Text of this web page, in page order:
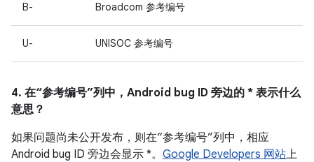
B- Broadcom 参考编号
U- UNISOC 参考编号
4. 在“参考编号”列中，Android bug ID 旁边的 * 表示什么
意思？
如果问题尚未公开发布，则在“参考编号”列中，相应
Android bug ID 旁边会显示 *。 Google Developers 网站上